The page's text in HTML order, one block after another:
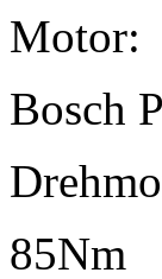
Motor:
Bosch
85Nm